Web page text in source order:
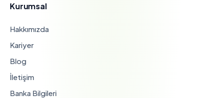
Kurumsal
Hakkımızda
Kariyer
Blog
İletişim
Banka Bilgileri